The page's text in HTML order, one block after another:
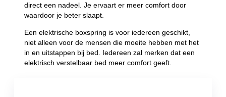
direct een nadeel. Je ervaart er meer comfort door
waardoor je beter slaapt.
Een elektrische boxspring is voor iedereen geschikt,
niet alleen voor de mensen die moeite hebben met het
in en uitstappen bij bed. Iedereen zal merken dat een
elektrisch verstelbaar bed meer comfort geeft.